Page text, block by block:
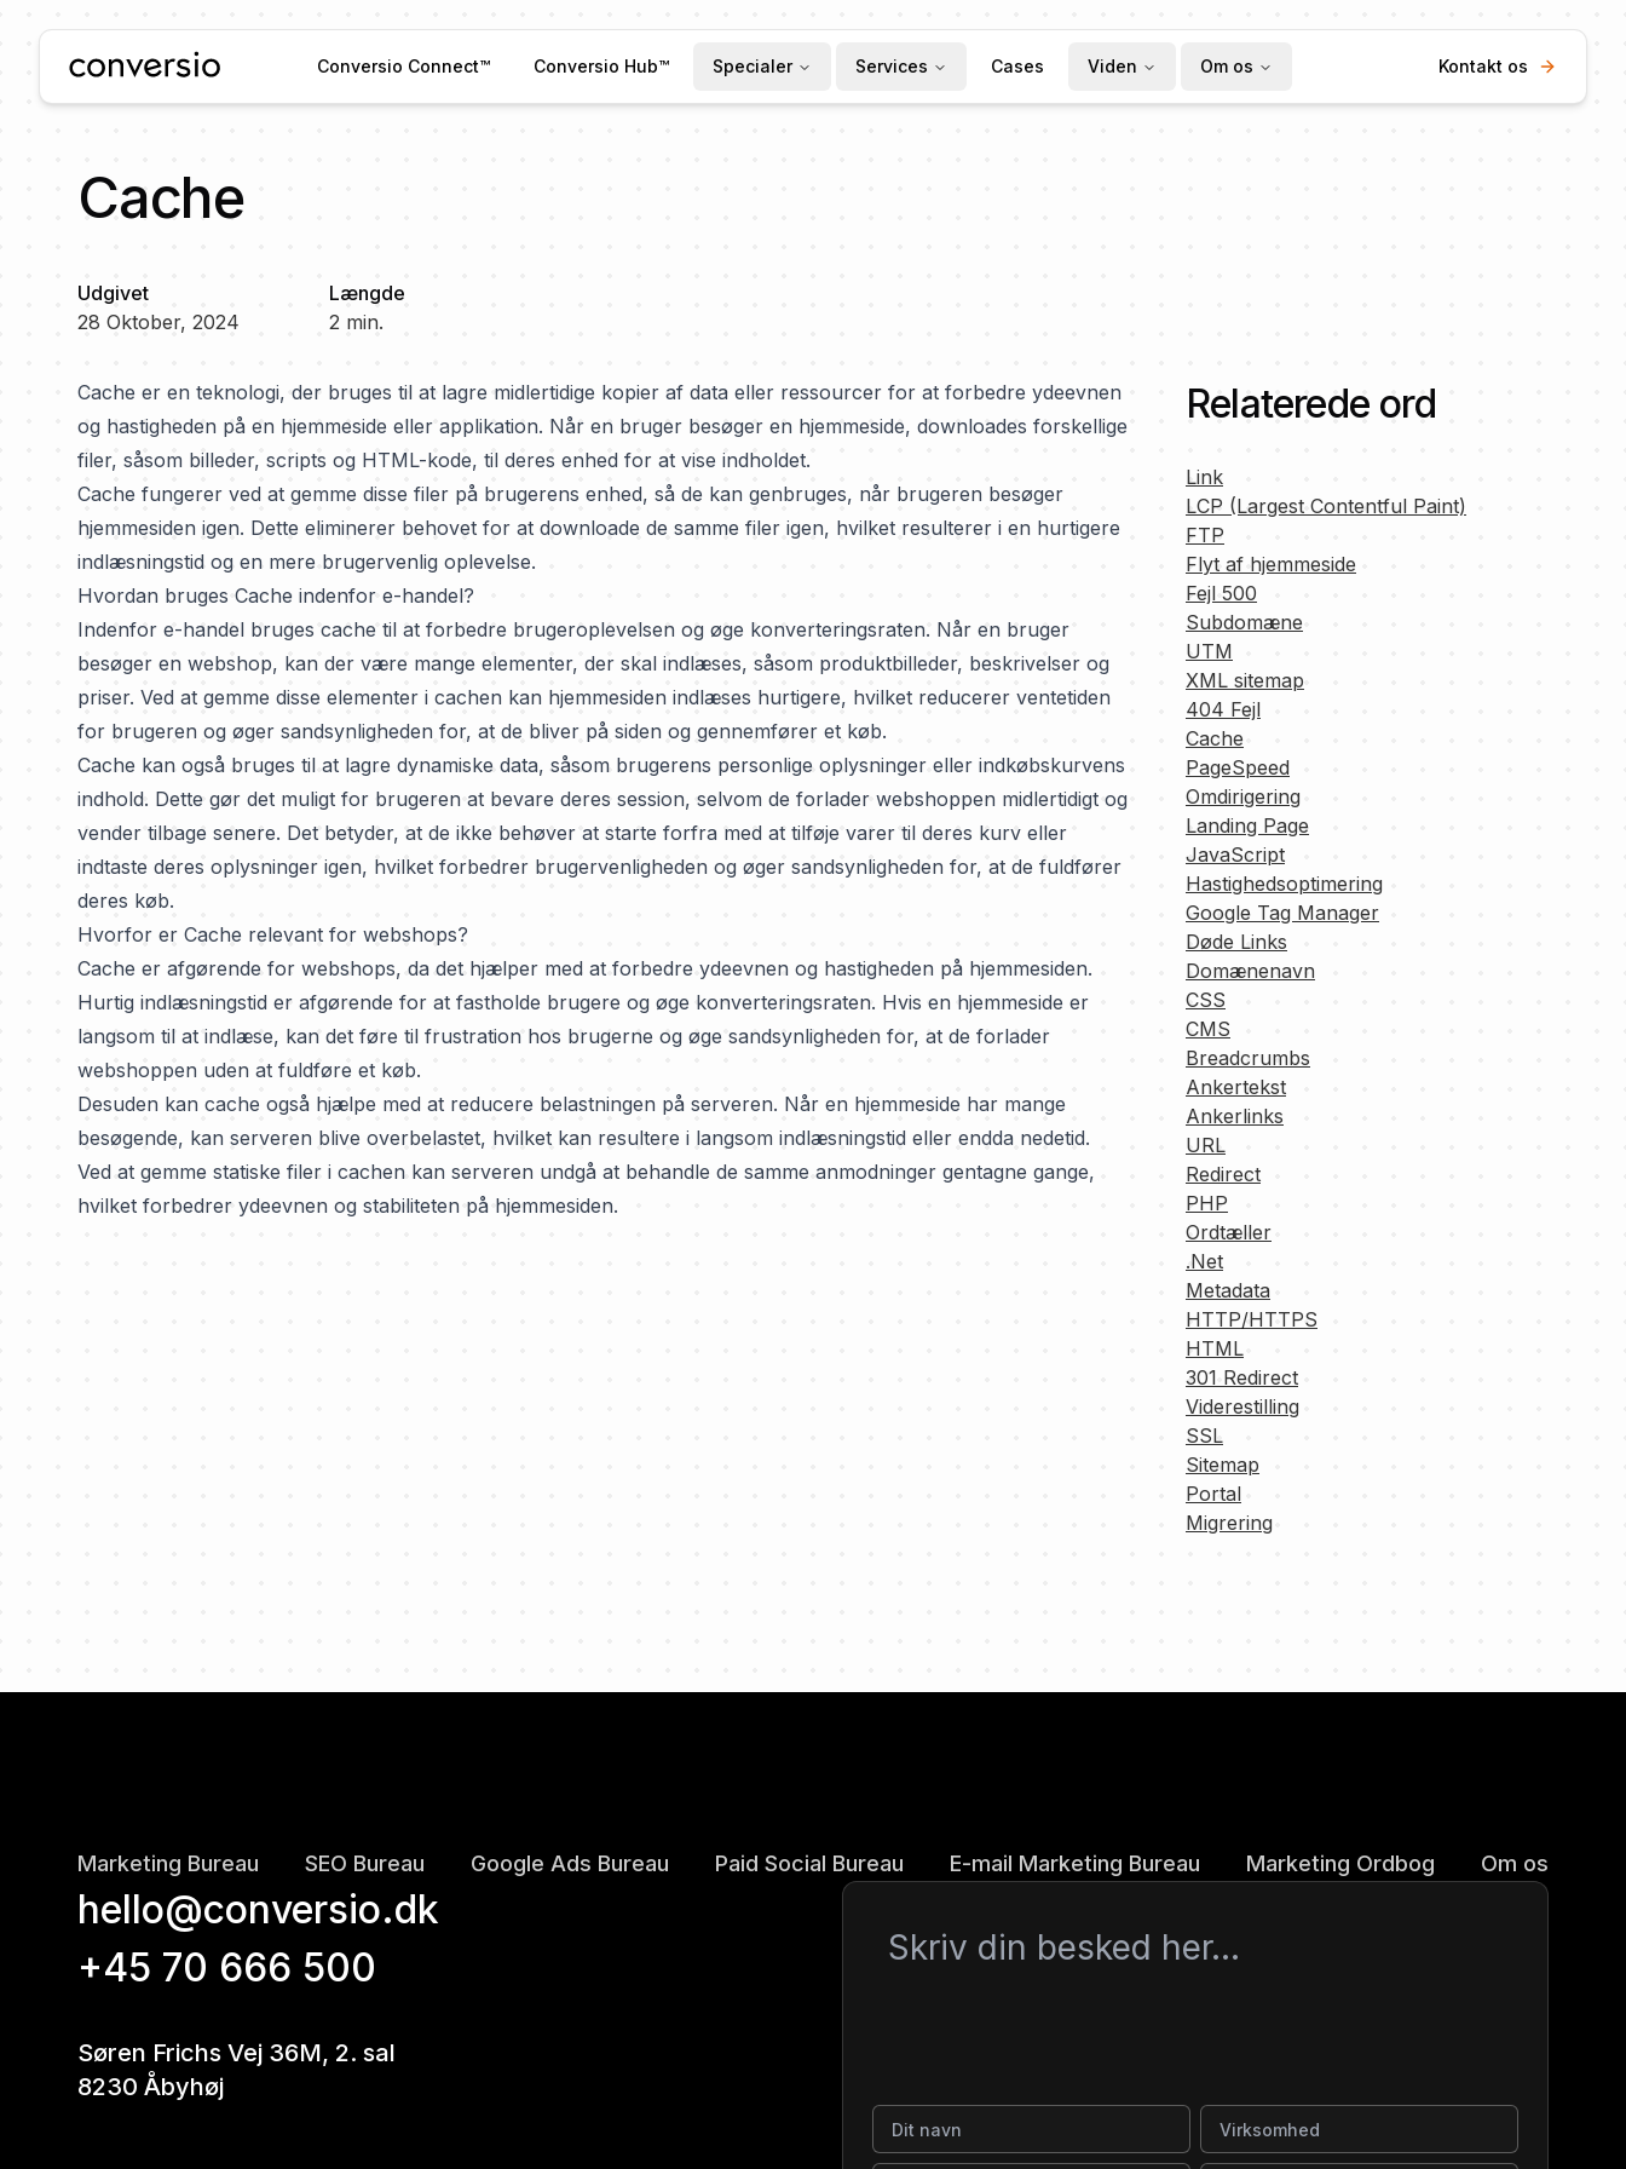
Conversio Conversio Connect™ Conversio Hub™ Specialer Services Cases Viden Om os Kontakt os
Cache
Udgivet
28 Oktober, 2024
Længde
2 min.
Cache er en teknologi, der bruges til at lagre midlertidige kopier af data eller ressourcer for at forbedre ydeevnen
og hastigheden på en hjemmeside eller applikation. Når en bruger besøger en hjemmeside, downloades forskellige
filer, såsom billeder, scripts og HTML-kode, til deres enhed for at vise indholdet.
Cache fungerer ved at gemme disse filer på brugerens enhed, så de kan genbruges, når brugeren besøger
hjemmesiden igen. Dette eliminerer behovet for at downloade de samme filer igen, hvilket resulterer i en hurtigere
indlæsningstid og en mere brugervenlig oplevelse.
Hvordan bruges Cache indenfor e-handel?
Indenfor e-handel bruges cache til at forbedre brugeroplevelsen og øge konverteringsraten. Når en bruger
besøger en webshop, kan der være mange elementer, der skal indlæses, såsom produktbilleder, beskrivelser og
priser. Ved at gemme disse elementer i cachen kan hjemmesiden indlæses hurtigere, hvilket reducerer ventetiden
for brugeren og øger sandsynligheden for, at de bliver på siden og gennemfører et køb.
Cache kan også bruges til at lagre dynamiske data, såsom brugerens personlige oplysninger eller indkøbskurvens
indhold. Dette gør det muligt for brugeren at bevare deres session, selvom de forlader webshoppen midlertidigt og
vender tilbage senere. Det betyder, at de ikke behøver at starte forfra med at tilføje varer til deres kurv eller
indtaste deres oplysninger igen, hvilket forbedrer brugervenligheden og øger sandsynligheden for, at de fuldfører
deres køb.
Hvorfor er Cache relevant for webshops?
Cache er afgørende for webshops, da det hjælper med at forbedre ydeevnen og hastigheden på hjemmesiden.
Hurtig indlæsningstid er afgørende for at fastholde brugere og øge konverteringsraten. Hvis en hjemmeside er
langsom til at indlæse, kan det føre til frustration hos brugerne og øge sandsynligheden for, at de forlader
webshoppen uden at fuldføre et køb.
Desuden kan cache også hjælpe med at reducere belastningen på serveren. Når en hjemmeside har mange
besøgende, kan serveren blive overbelastet, hvilket kan resultere i langsom indlæsningstid eller endda nedetid.
Ved at gemme statiske filer i cachen kan serveren undgå at behandle de samme anmodninger gentagne gange,
hvilket forbedrer ydeevnen og stabiliteten på hjemmesiden.
Relaterede ord
Link
LCP (Largest Contentful Paint)
FTP
Flyt af hjemmeside
Fejl 500
Subdomæne
UTM
XML sitemap
404 Fejl
Cache
PageSpeed
Omdirigering
Landing Page
JavaScript
Hastighedsoptimering
Google Tag Manager
Døde Links
Domænenavn
CSS
CMS
Breadcrumbs
Ankertekst
Ankerlinks
URL
Redirect
PHP
Ordtæller
.Net
Metadata
HTTP/HTTPS
HTML
301 Redirect
Viderestilling
SSL
Sitemap
Portal
Migrering
Marketing Bureau SEO Bureau Google Ads Bureau Paid Social Bureau E-mail Marketing Bureau Marketing Ordbog Om os
hello@conversio.dk
+45 70 666 500
Søren Frichs Vej 36M, 2. sal
8230 Åbyhøj
Dit navn Virksomhed